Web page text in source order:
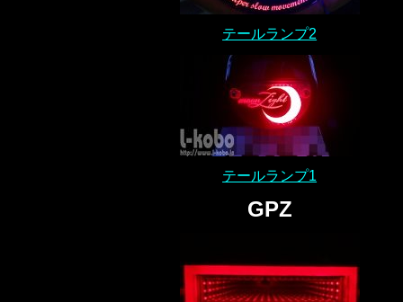
テールランプ2
テールランプ1
GPZ